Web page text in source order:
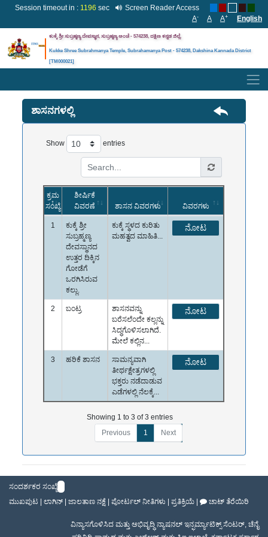
Session timeout in : 1196 sec
Screen Reader Access
A- A A+ English
ಕುಕ್ಕೆ ಶ್ರೀ ಸುಬ್ರಹ್ಮಣ್ಯ ದೇವಸ್ಥಾನ, ಸುಬ್ರಹ್ಮಣ್ಯ ಅಂಚೆ - 574238, ದಕ್ಷಿಣ ಕನ್ನಡಜಿಲ್ಲೆ.
Kukke Shree Subrahmanya Temple, Subrahamanya Post - 574238, Dakshina Kannada District
[TM000021]
ಶಾಸನಗಳಲ್ಲಿ
Show entries
ಕ್ರಮ
ಸಂಖ್ಯೆ
ಶೀರ್ಷಿಕೆ
ವಿವರಣೆ
ಶಾಸನ ವಿವರಗಳು ವಿವರಗಳು
1
ಕುಕ್ಕೆ ಶ್ರೀ
ಸುಬ್ರಹ್ಮಣ್ಯ
ದೇವಸ್ಥಾನದ
ಉತ್ತರ ದಿಕ್ಕಿನ
ಗೋಡೆಗೆ
ಒರಗಿಸಿರುವ
ಕಲ್ಲು.
ಕುಕ್ಕೆ ಸ್ಥಳದ ಕುರಿತು
ಮಹತ್ವದ ಮಾಹಿತಿ...
ನೋಟ
2 ಬಂಟ್ರ
ಶಾಸನವನ್ನು
ಬರೆಸಲೆಂದೇ ಕಲ್ಲನ್ನು
ಸಿದ್ಧಗೊಳಿಸಲಾಗಿದೆ.
ಮೇಲೆ ಕಲ್ಲಿನ...
ನೋಟ
3 ಹರಿಕೆ ಶಾಸನ
ಸಾಮನ್ಯವಾಗಿ
ತೀರ್ಥಕ್ಷೇತ್ರಗಳಲ್ಲಿ
ಭಕ್ತರು ನಡೆದಾಡುವ
ಎಡೆಗಳಲ್ಲಿ ನೆಲಕ್ಕೆ...
ನೋಟ
Showing 1 to 3 of 3 entries
Previous
1 Next
ಸಂದರ್ಶಕರ ಸಂಖ್ಯೆ
ಮುಖಪುಟ
ಲಾಗಿನ್ ಜಾಲತಾಣ ನಕ್ಷೆ ಪೋರ್ಟಲ್ ನೀತಿಗಳು ಪ್ರತಿಕ್ರಿಯೆ ಚಾಟ್ ತೆರೆಯಿರಿ
ವಿನ್ಯಾಸಗೊಳಿಸಿದ ಮತ್ತು ಅಭಿವೃದ್ಧಿ ನ್ಯಾಷನಲ್ ಇನ್ಫರ್ಮ್ಯಾಟಿಕ್ಸ್ ಸೆಂಟರ್, ಚೆನೈ